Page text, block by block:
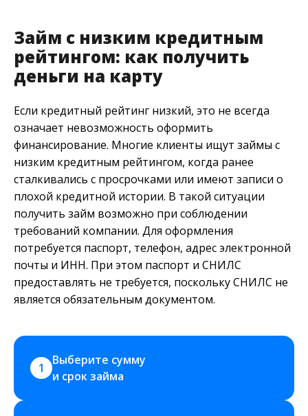
Займ с низким кредитным
рейтингом: как получить
деньги на карту
Если кредитный рейтинг низкий, это не всегда
означает невозможность оформить
финансирование. Многие клиенты ищут займы с
низким кредитным рейтингом, когда ранее
сталкивались с просрочками или имеют записи о
плохой кредитной истории. В такой ситуации
получить займ возможно при соблюдении
требований компании. Для оформления
потребуется паспорт, телефон, адрес электронной
почты и ИНН. При этом паспорт и СНИЛС
предоставлять не требуется, поскольку СНИЛС не
является обязательным документом.
1
Выберите сумму
и срок займа